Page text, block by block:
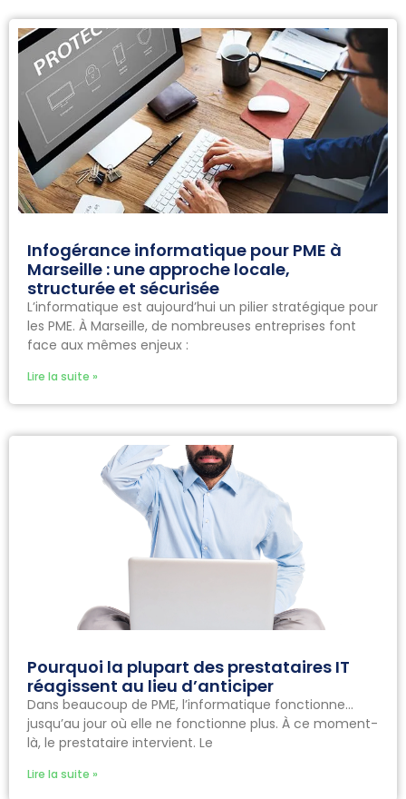
Infogérance informatique pour PME à
Marseille : une approche locale,
structurée et sécurisée
L’informatique est aujourd’hui un pilier stratégique pour
les PME. À Marseille, de nombreuses entreprises font
face aux mêmes enjeux :
Lire la suite »
Pourquoi la plupart des prestataires IT
réagissent au lieu d’anticiper
Dans beaucoup de PME, l’informatique fonctionne…
jusqu’au jour où elle ne fonctionne plus. À ce moment-
là, le prestataire intervient. Le
Lire la suite »